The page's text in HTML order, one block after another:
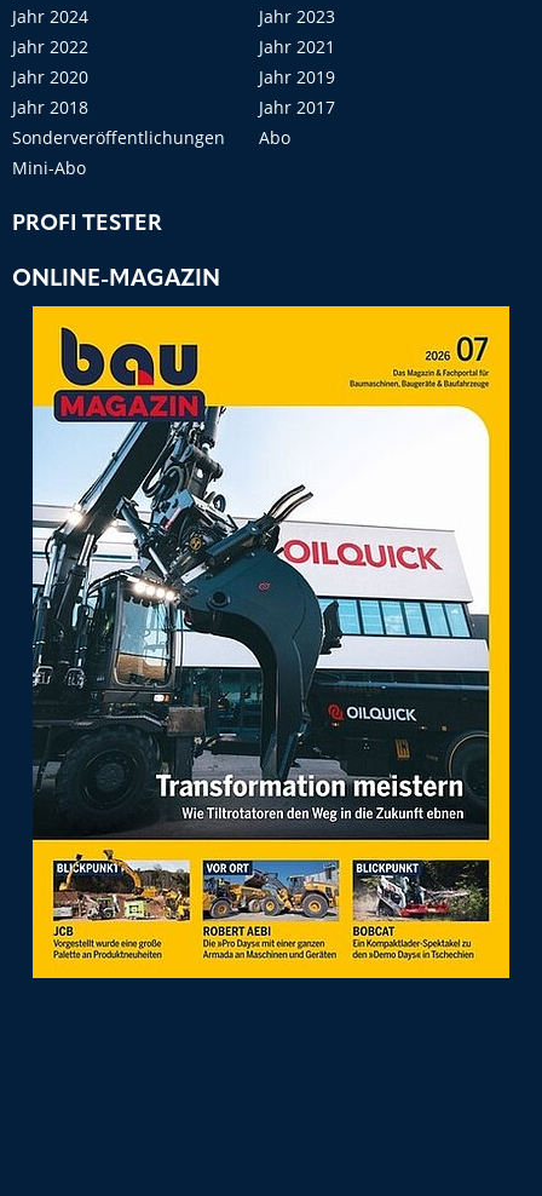
Jahr 2024
Jahr 2023
Jahr 2022
Jahr 2021
Jahr 2020
Jahr 2019
Jahr 2018
Jahr 2017
Sonderveröffentlichungen
Abo
Mini-Abo
PROFI TESTER
ONLINE-MAGAZIN